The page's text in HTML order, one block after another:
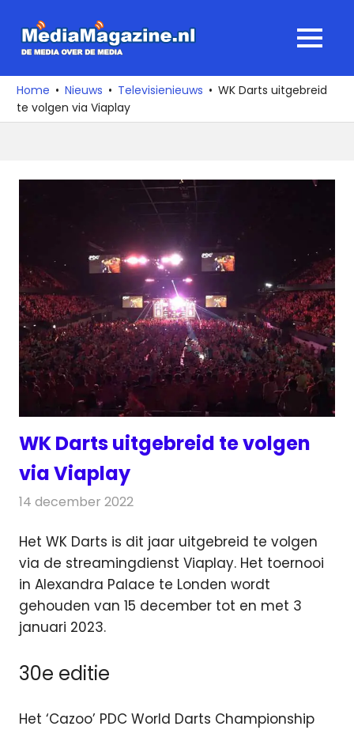
naar
media
over
de
MENU
Home Nieuws Televisienieuws
WK Darts uitgebreid
te volgen via Viaplay
WK Darts uitgebreid te volgen
via Viaplay
14 december 2022
Het WK Darts is dit jaar uitgebreid te volgen
via de streamingdienst Viaplay. Het toernooi
in Alexandra Palace te Londen wordt
gehouden van 15 december tot en met 3
januari 2023.
30e editie
Het ‘Cazoo’ PDC World Darts Championship